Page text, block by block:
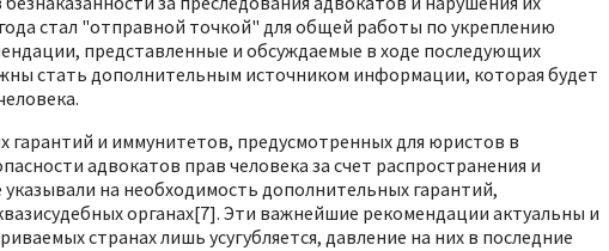
стал "отправной точкой" для общей работы по укреплению
представленные и обсуждаемые в ходе последующих
стать дополнительным источником информации, которая будет
и иммунитетов, предусмотренных для юристов в
адвокатов прав человека за счет распространения и
на необходимость дополнительных гарантий,
органах[7]. Эти важнейшие рекомендации актуальны и
странах лишь усугубляется, давление на них в последние